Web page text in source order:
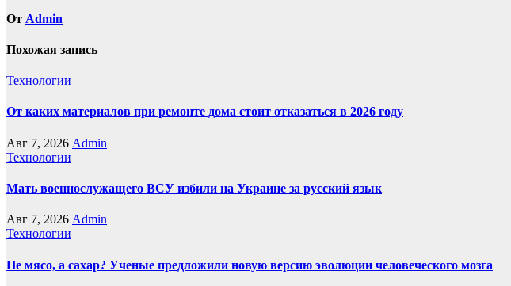
От Admin
Похожая запись
Технологии
От каких материалов при ремонте дома стоит отказаться в 2026 году
Авг 7, 2026 Admin
Технологии
Мать военнослужащего ВСУ избили на Украине за русский язык
Авг 7, 2026 Admin
Технологии
Не мясо, а сахар? Ученые предложили новую версию эволюции человеческого мозга